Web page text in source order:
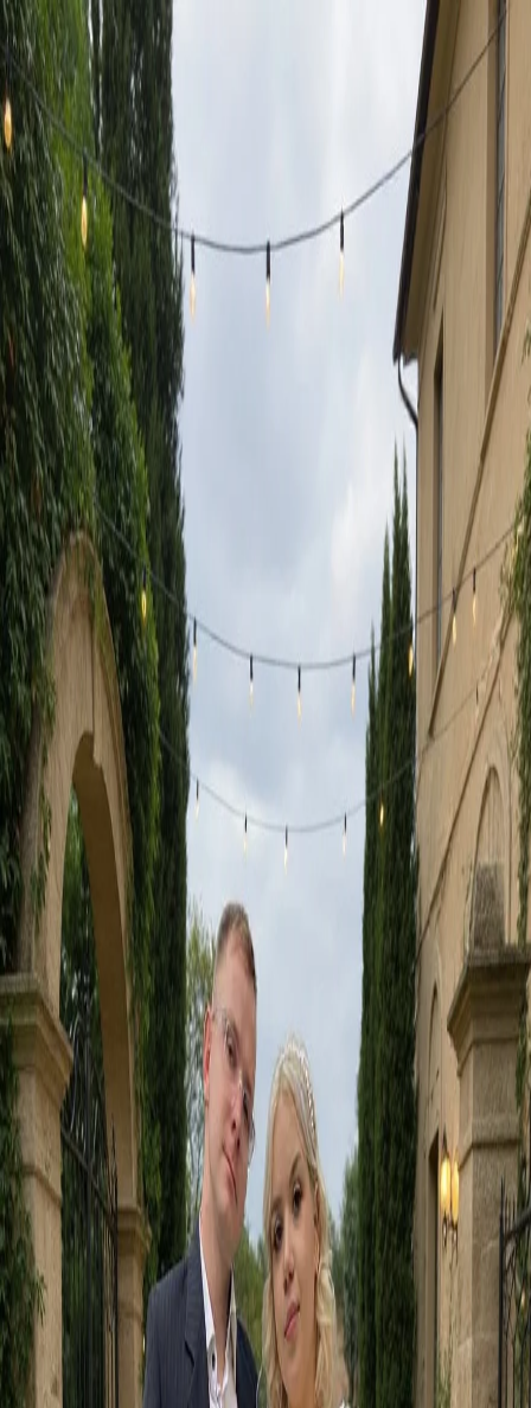
Ivan Shulepov
11 個月前
創造值得分享的快樂。
使用 Google 登入